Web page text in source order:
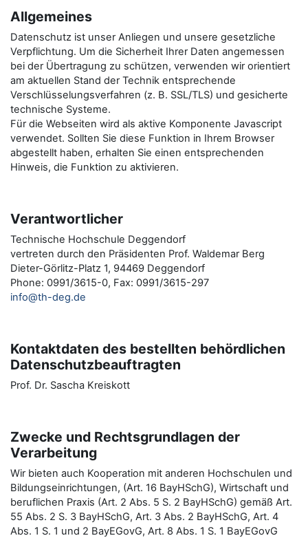
Allgemeines
Datenschutz ist unser Anliegen und unsere gesetzliche
Verpflichtung. Um die Sicherheit Ihrer Daten angemessen
bei der Übertragung zu schützen, verwenden wir orientiert
am aktuellen Stand der Technik entsprechende
Verschlüsselungsverfahren (z. B. SSL/TLS) und gesicherte
technische Systeme.
Für die Webseiten wird als aktive Komponente Javascript
verwendet. Sollten Sie diese Funktion in Ihrem Browser
abgestellt haben, erhalten Sie einen entsprechenden
Hinweis, die Funktion zu aktivieren.
Verantwortlicher
Technische Hochschule Deggendorf
vertreten durch den Präsidenten Prof. Waldemar Berg
Dieter-Görlitz-Platz 1, 94469 Deggendorf
Phone: 0991/3615-0, Fax: 0991/3615-297
info@th-deg.de
Kontaktdaten des bestellten behördlichen
Datenschutzbeauftragten
Prof. Dr. Sascha Kreiskott
Zwecke und Rechtsgrundlagen der
Verarbeitung
Wir bieten auch Kooperation mit anderen Hochschulen und
Bildungseinrichtungen, (Art. 16 BayHSchG), Wirtschaft und
beruflichen Praxis (Art. 2 Abs. 5 S. 2 BayHSchG) gemäß Art.
55 Abs. 2 S. 3 BayHSchG, Art. 3 Abs. 2 BayHSchG, Art. 4
Abs. 1 S. 1 und 2 BayEGovG, Art. 8 Abs. 1 S. 1 BayEGovG